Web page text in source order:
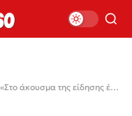
Δαδακαρίδης για Φιλιππίδη – «Στο άκουσμα της είδησης έφαγα ένα χαστούκι στη μούρη»